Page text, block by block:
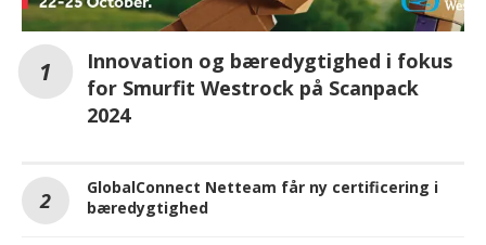
Innovation og bæredygtighed i fokus
for Smurfit Westrock på Scanpack
2024
GlobalConnect Netteam får ny certificering i
bæredygtighed